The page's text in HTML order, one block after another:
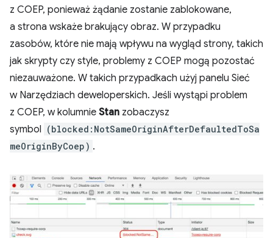
z COEP, ponieważ żądanie zostanie zablokowane,
a strona wskaże brakujący obraz. W przypadku
zasobów, które nie mają wpływu na wygląd strony, takich
jak skrypty czy style, problemy z COEP mogą pozostać
niezauważone. W takich przypadkach użyj panelu Sieć
w Narzędziach deweloperskich. Jeśli wystąpi problem
z COEP, w kolumnie Stan zobaczysz
symbol (blocked:NotSameOriginAfterDefaultedToSa
meOriginByCoep) .